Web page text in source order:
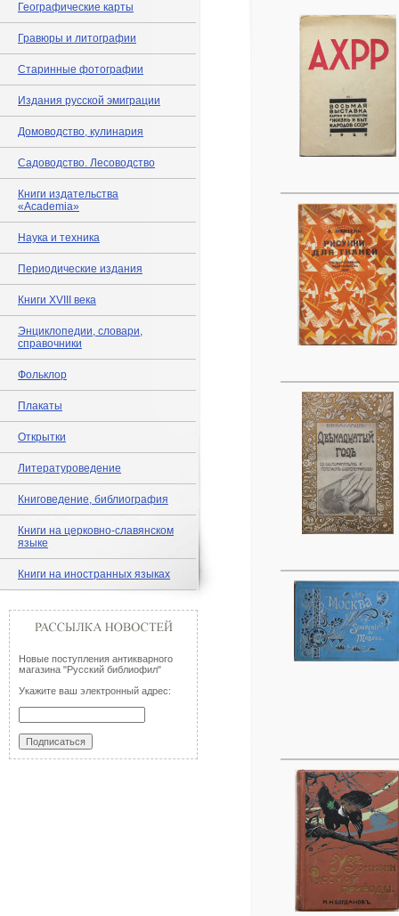
Географические карты
Гравюры и литографии
Старинные фотографии
Издания русской эмиграции
Домоводство, кулинария
Садоводство. Лесоводство
Книги издательства
«Academia»
Наука и техника
Периодические издания
Книги XVIII века
Энциклопедии, словари,
справочники
Фольклор
Плакаты
Открытки
Литературоведение
Книговедение, библиография
Книги на церковно-славянском
языке
Книги на иностранных языках
Новые поступления антикварного
магазина "Русский библиофил"
Укажите ваш электронный адрес: